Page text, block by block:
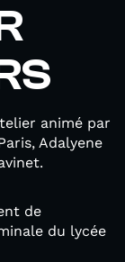
animé par
Adalyene
de
du lycée